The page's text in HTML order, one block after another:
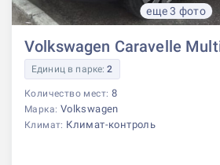
еще 3 фото
Volkswagen Caravelle
Единиц в парке:2
Количество мест: 8
Марка: Volkswagen
Климат: Климат-контроль